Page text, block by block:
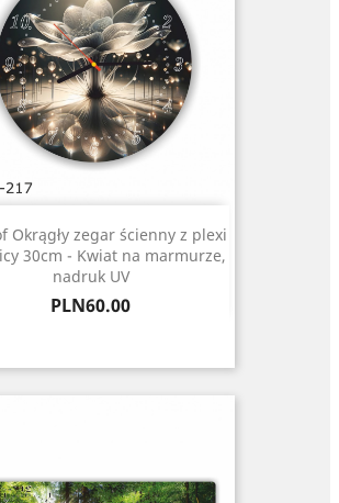
Okrągły zegar ścienny z plexi
30cm - Kwiat na marmurze,
nadruk UV
Price
PLN60.00